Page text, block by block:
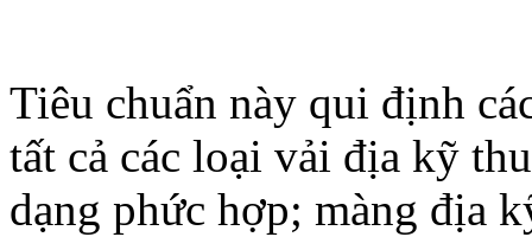
Tiêu chuẩn này qui định
tất cả các loại vải địa kỹ
dạng phức hợp; màng địa